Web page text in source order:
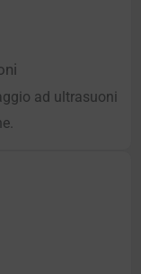
ad ultrasuoni